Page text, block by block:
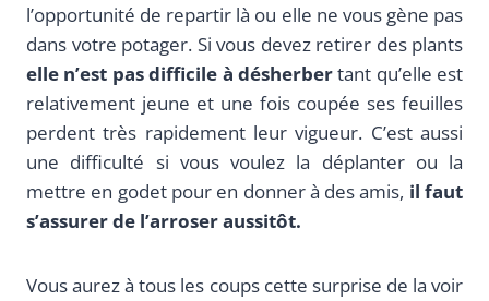
l’opportunité de repartir là ou elle ne vous gène pas
dans votre potager. Si vous devez retirer des plants
elle n’est pas difficile à désherbertant qu’elle est
relativement jeune et une fois coupée ses feuilles
perdent très rapidement leur vigueur. C’est aussi
une difficulté si vous voulez la déplanter ou la
mettre en godet pour en donner à des amis, il faut
s’assurer de l’arroser aussitôt.
Vous aurez à tous les coups cette surprise de la voir